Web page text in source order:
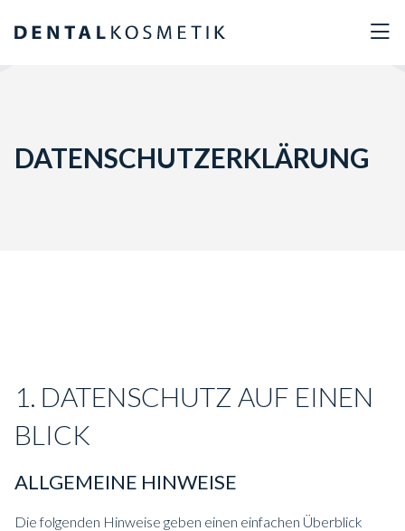
DATENSCHUTZERKLÄRUNG
1. DATENSCHUTZ AUF EINEN
BLICK
ALLGEMEINE HINWEISE
Die folgenden Hinweise geben einen einfachen Überblick